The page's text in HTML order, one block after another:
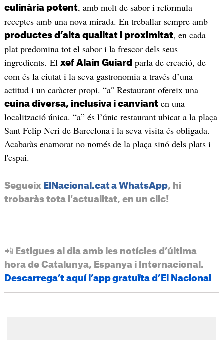
culinària potent, amb molt de sabor i reformula
receptes amb una nova mirada. En treballar sempre amb
productes d’alta qualitat i proximitat, en cada
plat predomina tot el sabor i la frescor dels seus
ingredients. El xef Alain Guiard parla de creació, de
com és la ciutat i la seva gastronomia a través d’una
actitud i un caràcter propi. “a” Restaurant ofereix una
cuina diversa, inclusiva i canvianten una
localització única. “a” és l’únic restaurant ubicat a la plaça
Sant Felip Neri de Barcelona i la seva visita és obligada.
Acabaràs enamorat no només de la plaça sinó dels plats i
l'espai.
Segueix ElNacional.cat a WhatsApp, hi
trobaràs tota l'actualitat, en un clic!
📲 Estigues al dia amb les notícies d’última
hora de Catalunya, Espanya i Internacional.
Descarrega’t aquí l’app gratuïta d’El Nacional